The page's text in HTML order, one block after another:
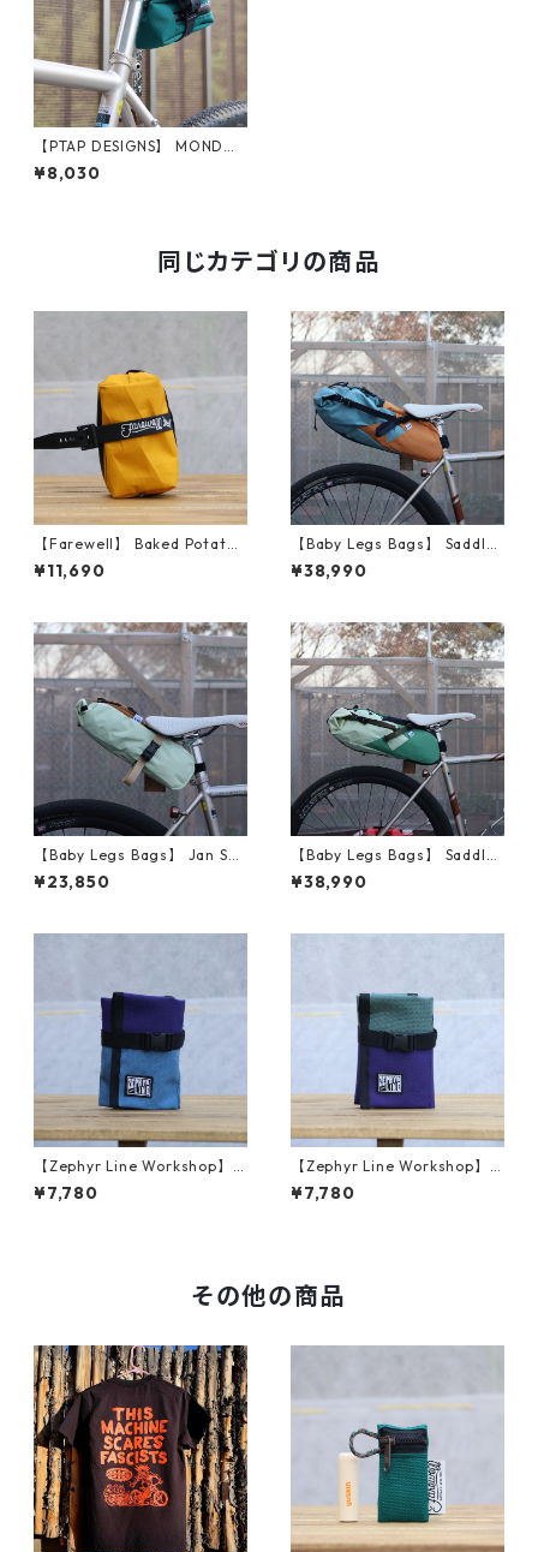
【PTAP DESIGNS】 MONDO
(TEAL)
¥8,030
同じカテゴリの商品
【Farewell】 Baked Potato™
（Goldenrod RX30）
¥11,690
【Baby Legs Bags】 Saddle
Bag (Blue/Orange)
¥38,990
【Baby Legs Bags】 Jan Sm
all Saddle (White/Brown)
¥23,850
【Baby Legs Bags】 Saddle
Bag (White/Green)
¥38,990
【Zephyr Line Workshop】 T
ool Roll (Blue/Purple)
¥7,780
【Zephyr Line Workshop】 T
ool Roll (Purple/Gray)
¥7,780
その他の商品